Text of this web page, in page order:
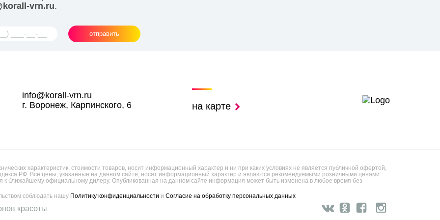
vrn.ru.
отправить
info@korall-vrn.ru
г. Воронеж, Карпинского, 6
на карте
характеристик, стоимости товаров, носит информационный характер и ни при каких условиях не является публичной офертой,
РФ. Все цены, указанные на данном сайте, носят информационный характер и являются рекомендуемыми розничными ценами.
ближайшему официальному дилеру. Опубликованная на данном сайте информация может быть изменена в любое время без
соблюдать нашу Политику конфиденциальности и Согласие на обработку персональных данных
красоты